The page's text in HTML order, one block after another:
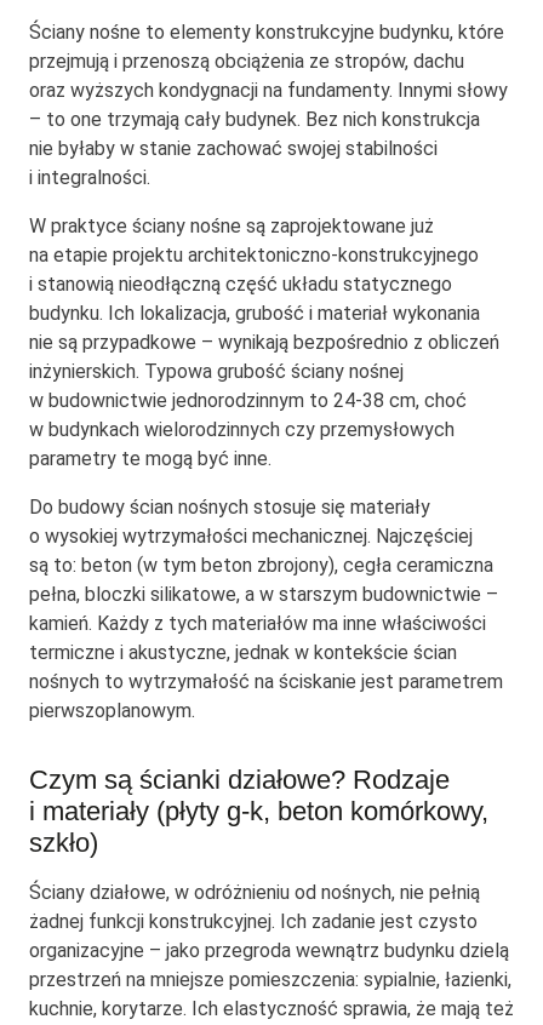
Ściany nośne to elementy konstrukcyjne budynku, które
przejmują i przenoszą obciążenia ze stropów, dachu
oraz wyższych kondygnacji na fundamenty. Innymi słowy
– to one trzymają cały budynek. Bez nich konstrukcja
nie byłaby w stanie zachować swojej stabilności
i integralności.
W praktyce ściany nośne są zaprojektowane już
na etapie projektu architektoniczno-konstrukcyjnego
i stanowią nieodłączną część układu statycznego
budynku. Ich lokalizacja, grubość i materiał wykonania
nie są przypadkowe – wynikają bezpośrednio z obliczeń
inżynierskich. Typowa grubość ściany nośnej
w budownictwie jednorodzinnym to 24-38 cm, choć
w budynkach wielorodzinnych czy przemysłowych
parametry te mogą być inne.
Do budowy ścian nośnych stosuje się materiały
o wysokiej wytrzymałości mechanicznej. Najczęściej
są to: beton (w tym beton zbrojony), cegła ceramiczna
pełna, bloczki silikatowe, a w starszym budownictwie –
kamień. Każdy z tych materiałów ma inne właściwości
termiczne i akustyczne, jednak w kontekście ścian
nośnych to wytrzymałość na ściskanie jest parametrem
pierwszoplanowym.
Czym są ścianki działowe? Rodzaje
i materiały (płyty g-k, beton komórkowy,
szkło)
Ściany działowe, w odróżnieniu od nośnych, nie pełnią
żadnej funkcji konstrukcyjnej. Ich zadanie jest czysto
organizacyjne – jako przegroda wewnątrz budynku dzielą
przestrzeń na mniejsze pomieszczenia: sypialnie, łazienki,
kuchnie, korytarze. Ich elastyczność sprawia, że mają też